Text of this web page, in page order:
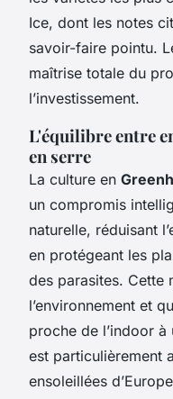
Ice, dont les notes
savoir-faire pointu.
maîtrise totale du
l’investissement.
L'équilibre entre
en serre
La culture en
un compromis
naturelle, réduisant
en protégeant les
des parasites. Cette
l’environnement et
proche de l’indoor
est particulièrement
ensoleillées